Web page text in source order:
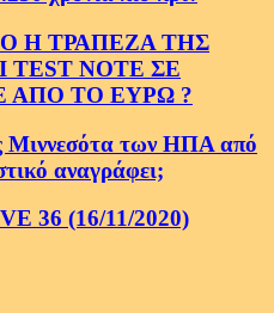
Η ΤΡΑΠΕΖΑ ΤΗΣ
NOTE ΣΕ
ΑΠΟ ΤΟ ΕΥΡΩ ?
Μιννεσότα των ΗΠΑ από
αναγράφει;
36 (16/11/2020)